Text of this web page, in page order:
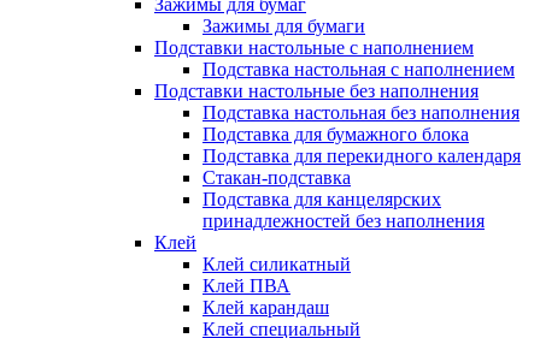
Зажимы для бумаг
Зажимы для бумаги
Подставки настольные с наполнением
Подставка настольная с наполнением
Подставки настольные без наполнения
Подставка настольная без наполнения
Подставка для бумажного блока
Подставка для перекидного календаря
Стакан-подставка
Подставка для канцелярских
принадлежностей без наполнения
Клей
Клей силикатный
Клей ПВА
Клей карандаш
Клей специальный